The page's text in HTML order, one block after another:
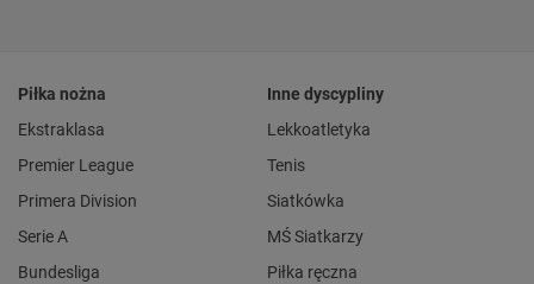
Piłka nożna
Ekstraklasa
Premier League
Primera Division
Serie A
Bundesliga
Inne dyscypliny
Lekkoatletyka
Tenis
Siatkówka
MŚ Siatkarzy
Piłka ręczna